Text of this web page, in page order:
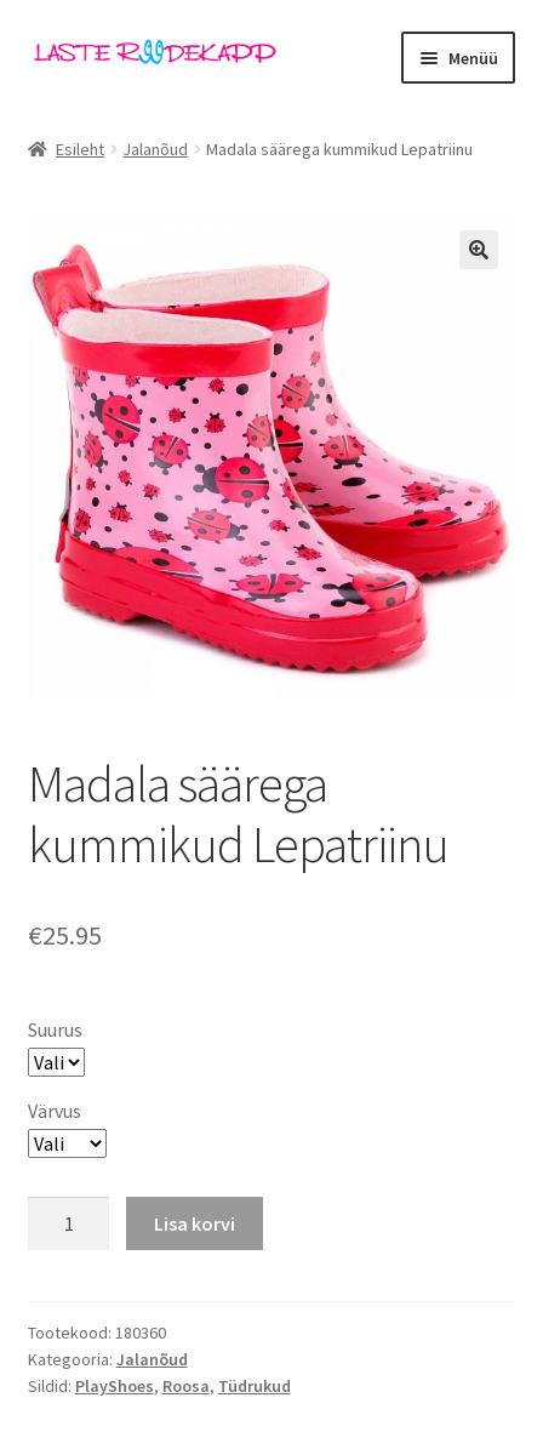
Liigu
Liigu
Menüü
Poisid
Beebid
Kaubamärgid
Outlet
Esileht Jalanõud Madala säärega kummikud Lepatriinu
Madala säärega
kummikud Lepatriinu
€25.95
Suurus
Värvus
kogus
Lisa korvi
Tootekood: 180360
Kategooria: Jalanõud
Sildid: PlayShoes, Roosa, Tüdrukud